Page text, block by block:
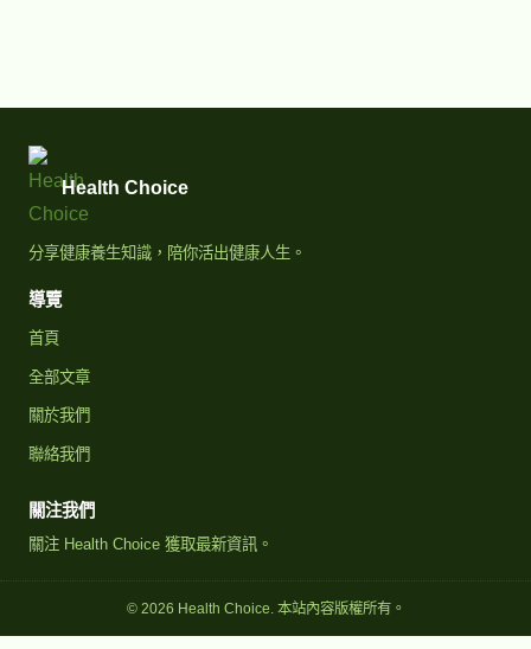
Health Choice
分享健康養生知識，陪你活出健康人生。
導覽
首頁
全部文章
關於我們
聯絡我們
關注我們
關注 Health Choice 獲取最新資訊。
© 2026 Health Choice. 本站內容版權所有。